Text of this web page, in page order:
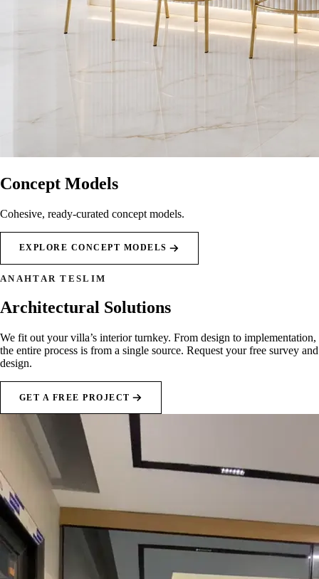
Concept Models
Cohesive, ready-curated concept models.
EXPLORE CONCEPT MODELS
ANAHTAR TESLIM
Architectural Solutions
We fit out your villa’s interior turnkey. From design to implementation,
the entire process is from a single source. Request your free survey and
design.
GET A FREE PROJECT